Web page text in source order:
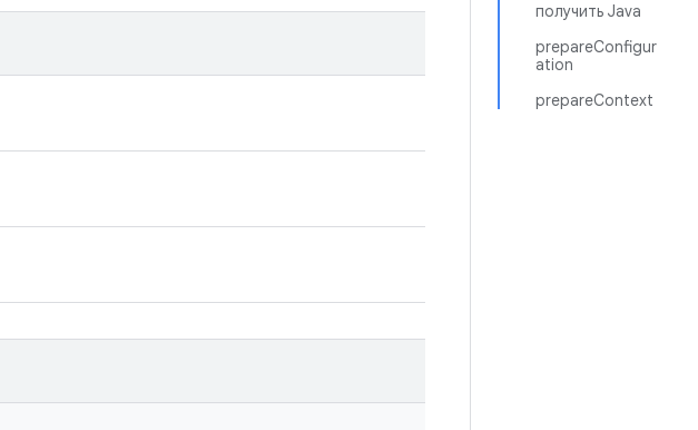
получить Java
prepareConfigur
ation
prepareContext